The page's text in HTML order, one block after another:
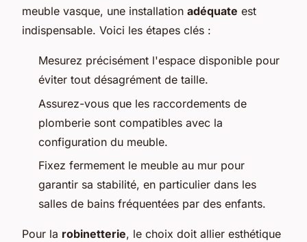
meuble vasque, une installation adéquate est
indispensable. Voici les étapes clés :
Mesurez précisément l'espace disponible pour
éviter tout désagrément de taille.
Assurez-vous que les raccordements de
plomberie sont compatibles avec la
configuration du meuble.
Fixez fermement le meuble au mur pour
garantir sa stabilité, en particulier dans les
salles de bains fréquentées par des enfants.
Pour la robinetterie, le choix doit allier esthétique